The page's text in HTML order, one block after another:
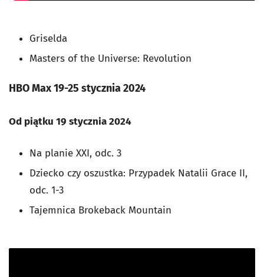
Griselda
Masters of the Universe: Revolution
HBO Max 19-25 stycznia 2024
Od piątku 19 stycznia 2024
Na planie XXI, odc. 3
Dziecko czy oszustka: Przypadek Natalii Grace II,
odc. 1-3
Tajemnica Brokeback Mountain